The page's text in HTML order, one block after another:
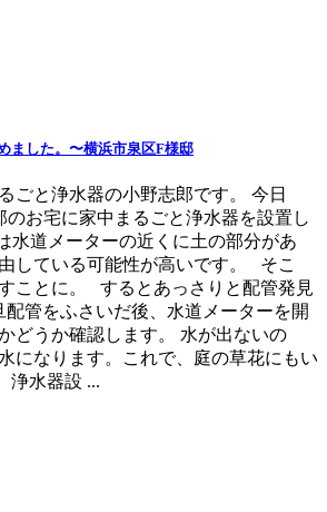
ました。〜横浜市泉区F様邸
ごと浄水器の小野志郎です。 今日
のお宅に家中まるごと浄水器を設置し
水道メーターの近くに土の部分があ
している可能性が高いです。 そこ
ことに。 するとあっさりと配管発見
管をふさいだ後、水道メーターを開
どうか確認します。 水が出ないの
になります。これで、庭の草花にもい
浄水器設 ...